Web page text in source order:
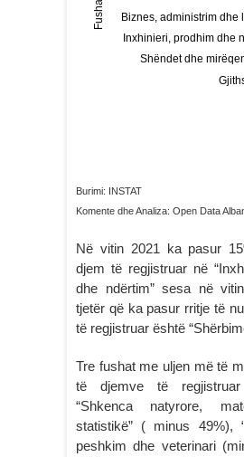
Burimi: INSTAT
Komente dhe Analiza: Open Data
Në vitin 2021 ka pasur
djem të regjistruar në
dhe ndërtim” sesa në
tjetër që ka pasur rritje të
të regjistruar është
Tre fushat me uljen më të
të djemve të
“Shkenca natyrore,
statistikë” ( minus 49%),
peshkim dhe veterinari